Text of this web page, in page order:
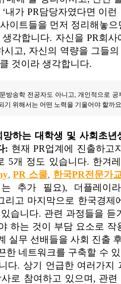
‘내가 PR담당자였다면 이
이트들을 먼저 정리해놓으
각합니다. 자신을 PR회사
시고, 자신의 역량을 그들
것이라 생각합니다.
방송학 전공자도 아니고,개인적으로 공
기 위해서는 어떤 노력을 기울어야 할까요
하는 대학생 및 사회초
: 현재 PR업계에 진출하고
5개 정도 있습니다. 한겨
,PR 스쿨, 한국PR전문가
는 추가 필요), 더플레이
리고 마지막으로 한국경제
습니다. 관련 과정들을 듣
하는 것이 부담 요소로 작
실무 선배들을 사회 진출
한 네트워크를 구축할 수
다. 상기 언급한 여러가지
로 참여하고 있으며 , 관련